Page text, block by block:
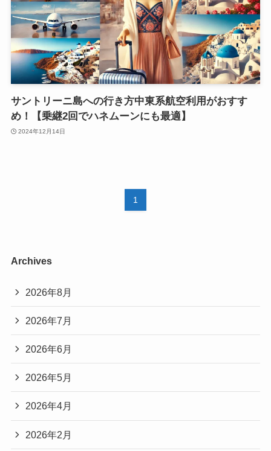
サントリーニ島への行き方中東系航空利用がおすす
め！【乗継2回でハネムーンにも最適】
2024年12月14日
1
Archives
2026年8月
2026年7月
2026年6月
2026年5月
2026年4月
2026年2月